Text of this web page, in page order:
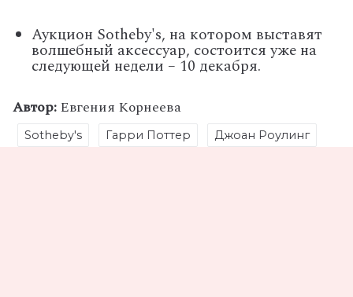
Аукцион Sotheby's, на котором выставят
волшебный аксессуар, состоится уже на
следующей недели – 10 декабря.
Автор:Евгения Корнеева
Sotheby's Гарри Поттер Джоан Роулинг